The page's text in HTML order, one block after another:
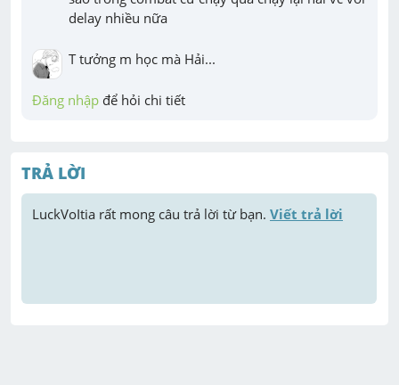
delay nhiều nữa
T tưởng m học mà Hải...
Đăng nhập để hỏi chi tiết
TRẢ LỜI
LuckVoItia rất mong câu trả lời từ bạn. Viết trả lời